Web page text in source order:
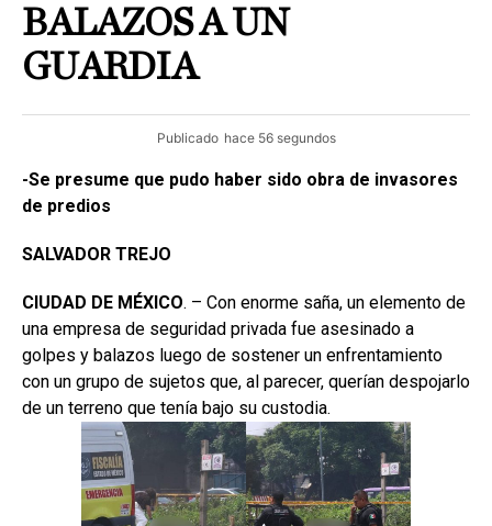
BALAZOS A UN
GUARDIA
Publicado hace 56 segundos
-Se presume que pudo haber sido obra de invasores
de predios
SALVADOR TREJO
CIUDAD DE MÉXICO. – Con enorme saña, un elemento de
una empresa de seguridad privada fue asesinado a
golpes y balazos luego de sostener un enfrentamiento
con un grupo de sujetos que, al parecer, querían despojarlo
de un terreno que tenía bajo su custodia.